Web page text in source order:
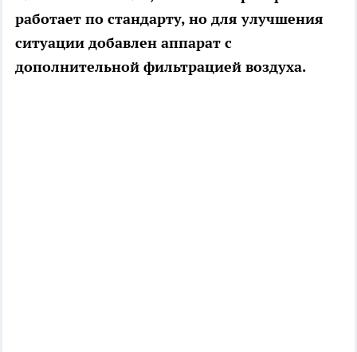
работает по стандарту, но для улучшения
ситуации добавлен аппарат с
дополнительной фильтрацией воздуха.